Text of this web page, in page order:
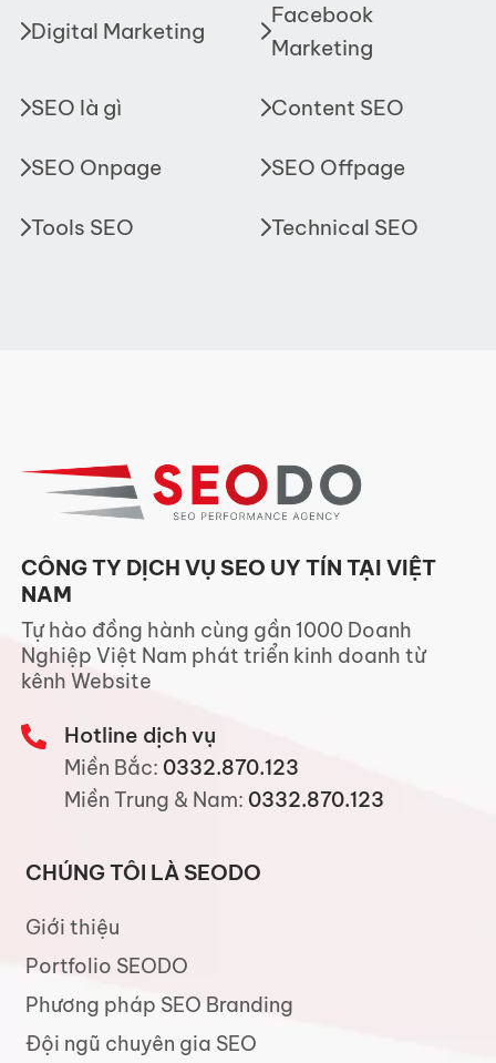
Digital Marketing
Facebook
Marketing
SEO là gì Content SEO
SEO Onpage SEO Offpage
Tools SEO Technical SEO
CÔNG TY DỊCH VỤ SEO UY TÍN TẠI VIỆT
NAM
Tự hào đồng hành cùng gần 1000 Doanh
Nghiệp Việt Nam phát triển kinh doanh từ
kênh Website
Hotline dịch vụ
Miền Bắc: 0332.870.123
Miền Trung & Nam: 0332.870.123
CHÚNG TÔI LÀ SEODO
Giới thiệu
Portfolio SEODO
Phương pháp SEO Branding
Đội ngũ chuyên gia SEO